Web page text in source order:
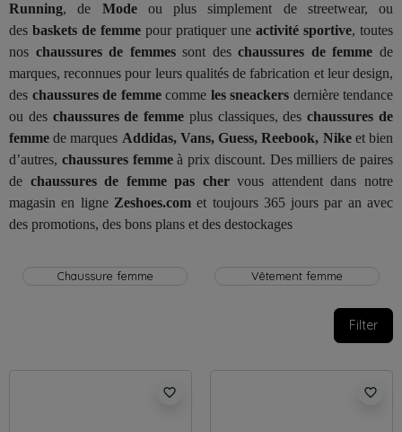
Running, de Modeou plus simplement de streetwear, ou
des baskets de femme pour pratiquer une activité sportive, toutes
nos chaussures de femmessont deschaussures de femme de
marques, reconnues pour leurs qualités de fabrication et leur design,
des chaussures de femme comme les sneackers dernière tendance
ou des chaussures de femme plus classiques, des chaussures de
femme de marques Addidas, Vans, Guess, Reebook, Nikeet bien
d’autres, chaussures femmeà prix discount. Des milliers de paires
de chaussures de femme pas chervous attendent dans notre
magasin en ligne Zeshoes.comet toujours 365 jours par an avec
des promotions, des bons plans et des destockages
Chaussure femme Vêtement femme
Filter
favorite_border favorite_border